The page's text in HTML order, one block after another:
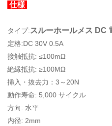
仕様
タイプ:スルーホールメス DC
定格:DC 30V 0.5A
接触抵抗: ≤100mΩ
絶縁抵抗: ≥100MΩ
挿入・抜去力：3～20N
動作寿命: 5,000 サイクル
方向: 水平
内径: 2mm